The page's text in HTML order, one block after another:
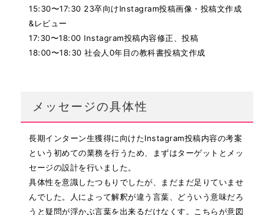
15:30〜17:30 23卒向けInstagram投稿画像・投稿文作成
&レビュー
17:30〜18:00 Instagram投稿内容修正、投稿
18:00〜18:30 社会人0年目の教科書投稿文作成
メッセージの具体性
長期インターン生獲得に向けたInstagram投稿内容の考案
という初めての業務を行うため、まずはターゲットとメッ
セージの設計を行いました。
具体性を意識したつもりでしたが、まだまだ足りていませ
んでした。人によって解釈が違う言葉、どういう意味だろ
うと疑問が浮かぶ言葉を出来るだけなくす。こちらが意図